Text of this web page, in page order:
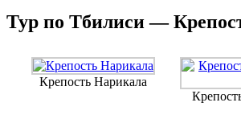
Тур по Тбилиси —
Крепость Нарикала